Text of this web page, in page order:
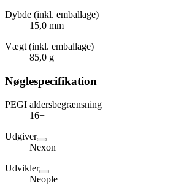
Dybde (inkl. emballage)
15,0 mm
Vægt (inkl. emballage)
85,0 g
Nøglespecifikation
PEGI aldersbegrænsning
16+
Udgiver
Nexon
Udvikler
Neople